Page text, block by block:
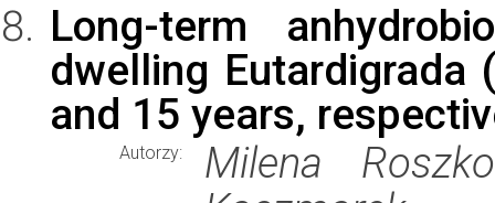
Long-term
dwelling Eutardigrada
and 15 years,
Autorzy:
Milena